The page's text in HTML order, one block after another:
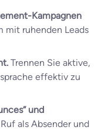
Kampagnen
mit ruhenden Leads
Trennen Sie aktive,
effektiv zu
und
als Absender und